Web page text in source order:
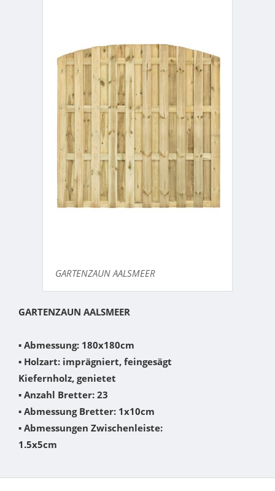
GARTENZAUN AALSMEER
GARTENZAUN AALSMEER
▪ Abmessung: 180x180cm
▪ Holzart: imprägniert, feingesägt
Kiefernholz, genietet
▪ Anzahl Bretter: 23
▪ Abmessung Bretter: 1x10cm
▪ Abmessungen Zwischenleiste:
1.5x5cm